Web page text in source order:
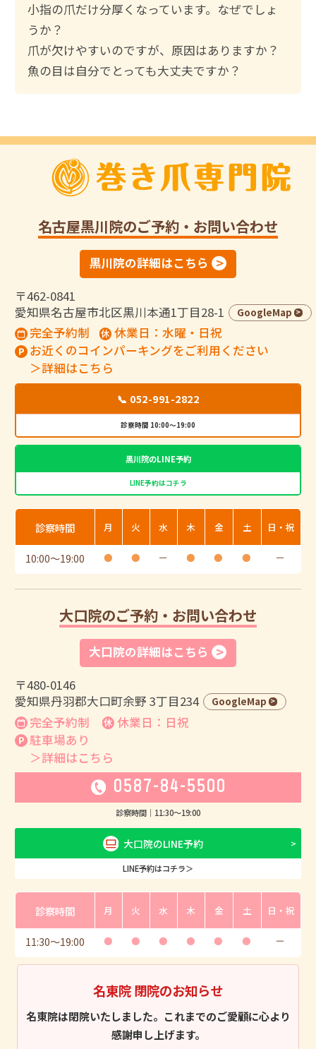
小指の爪だけ分厚くなっています。なぜでしょ
うか？
爪が欠けやすいのですが、原因はありますか？
魚の目は自分でとっても大丈夫ですか？
名古屋黒川院のご予約・お問い合わせ
黒川院の詳細はこちら
〒462-0841
愛知県名古屋市北区黒川本通1丁目28-1
GoogleMap
完全予約制
休業日：水曜・日祝
お近くのコインパーキングをご利用ください
＞詳細はこちら
📞 052-991-2822
診察時間 10:00～19:00
黒川院のLINE予約
LINE予約はコチラ
診察時間 月 火 水 木 金 土 日・祝
10:00〜19:00 ● ● ー ● ● ● ー
大口院のご予約・お問い合わせ
大口院の詳細はこちら
〒480-0146
愛知県丹羽郡大口町余野 3丁目234
GoogleMap
完全予約制
休業日：日祝
駐車場あり
＞詳細はこちら
0587-84-5500
診察時間｜ 11:30〜19:00
大口院のLINE予約
LINE予約はコチラ＞
診察時間 月 火 水 木 金 土 日・祝
11:30〜19:00 ● ● ● ● ● ● ー
名東院 閉院のお知らせ
名東院は閉院いたしました。これまでのご愛顧に心より
感謝申し上げます。